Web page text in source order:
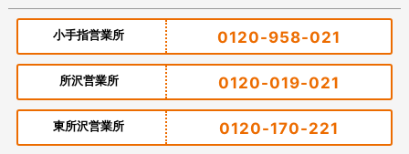
小手指営業所 0120-958-021
所沢営業所 0120-019-021
東所沢営業所 0120-170-221